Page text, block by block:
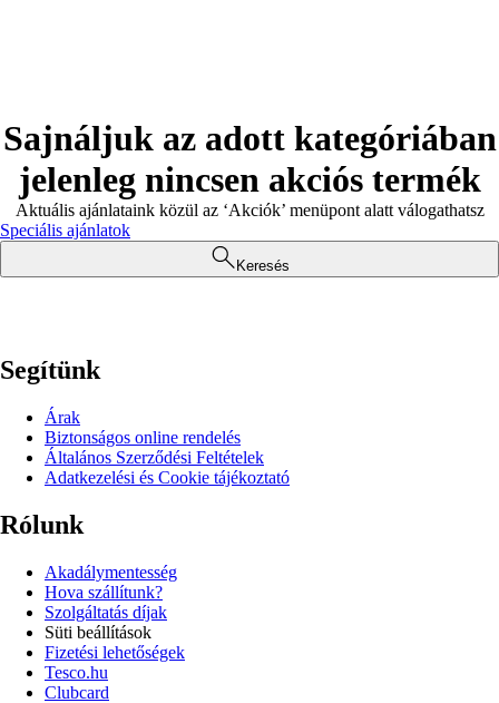
Sajnáljuk az adott kategóriában
jelenleg nincsen akciós termék
Aktuális ajánlataink közül az ‘Akciók’ menüpont alatt válogathatsz
Speciális ajánlatok
Keresés
Segítünk
Árak
Biztonságos online rendelés
Általános Szerződési Feltételek
Adatkezelési és Cookie tájékoztató
Rólunk
Akadálymentesség
Hova szállítunk?
Szolgáltatás díjak
Süti beállítások
Fizetési lehetőségek
Tesco.hu
Clubcard